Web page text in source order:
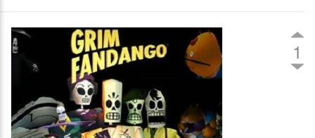
1